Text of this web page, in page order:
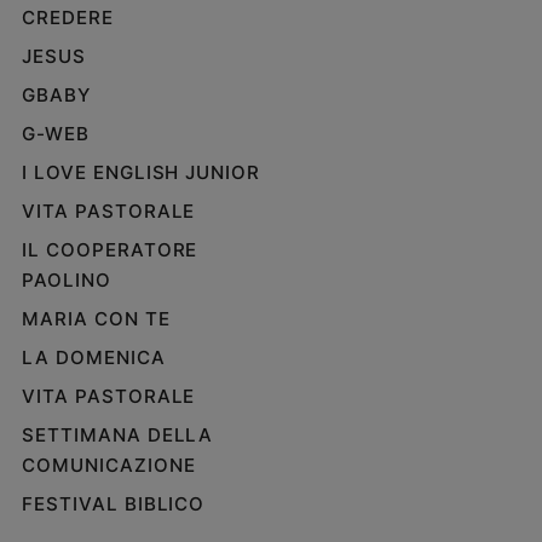
e
giovani
Riflessioni
Foto
Video
Podcast
CREDERE
JESUS
GBABY
G-WEB
I LOVE ENGLISH JUNIOR
VITA PASTORALE
IL COOPERATORE
PAOLINO
MARIA CON TE
LA DOMENICA
VITA PASTORALE
SETTIMANA DELLA
COMUNICAZIONE
FESTIVAL BIBLICO